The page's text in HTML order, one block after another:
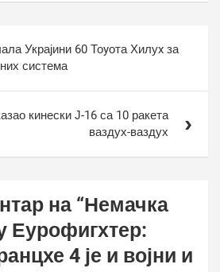
Украјини 60 Тоyота Хилуx за
система
кинески Ј-16 са 10 ракета
ваздух-ваздух
на “Немачка
Еурофигхтер:
4 је и војни и